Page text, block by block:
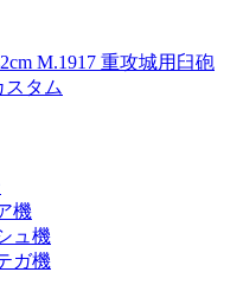
M.1917 重攻城用臼砲
スタム
機
ュ機
ガ機